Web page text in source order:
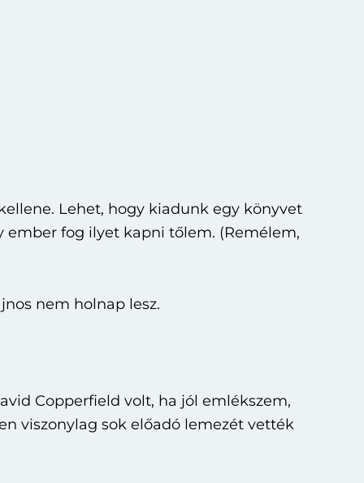
Lehet, hogy kiadunk egy könyvet
ember fog ilyet kapni tőlem. (Remélem,
nem holnap lesz.
Copperfield volt, ha jól emlékszem,
viszonylag sok előadó lemezét vették